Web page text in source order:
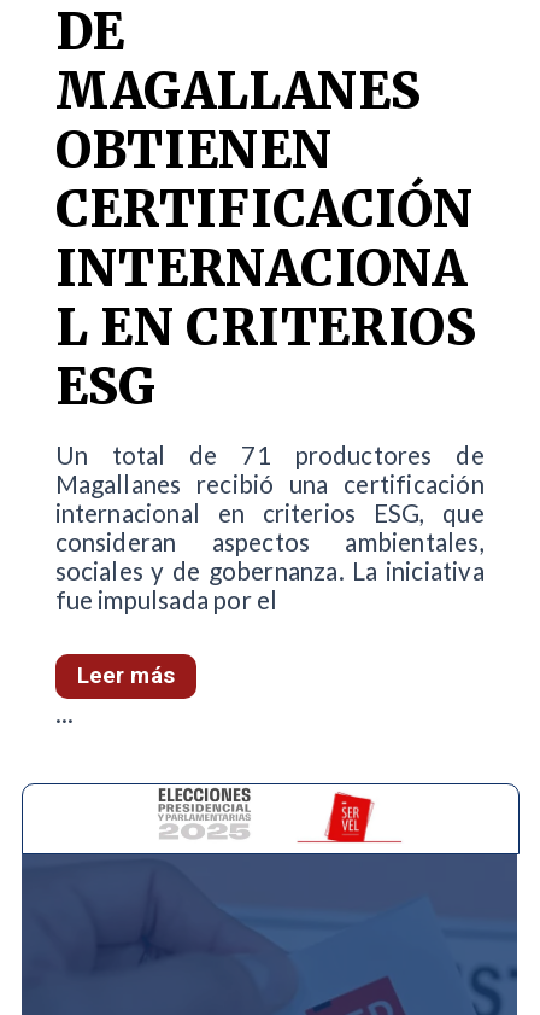
DE
MAGALLANES
OBTIENEN
CERTIFICACIÓN
INTERNACIONA
L EN CRITERIOS
ESG
Un total de 71 productores de
Magallanes recibió una certificación
internacional en criterios ESG, que
consideran aspectos ambientales,
sociales y de gobernanza. La iniciativa
fue impulsada por el
Leer más
...